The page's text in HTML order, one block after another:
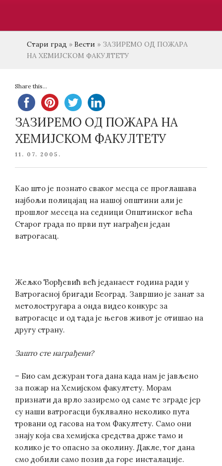
Стари град » Вести » ЗАЗИРЕМО ОД ПОЖАРА
НА ХЕМИЈСКОМ ФАКУЛТЕТУ
Share this...
ЗАЗИРЕМО ОД ПОЖАРА НА
ХЕМИЈСКОМ ФАКУЛТЕТУ
POSTED
11. 07. 2005.
Као што је познато сваког месца се проглашава
најбољи полицајац на нашој општини али је
прошлог месеца на седници Општинског већа
Старог града по први пут награђен један
ватрогасац.
Жељко Ђорђевић већ једанаест година ради у
Ватрогасној бригади Београд. Завршио је занат за
метолостругара а онда видео конкурс за
ватрогасце и од тада је његов живот је отишао на
другу страну.
Зашто сте награђени?
– Био сам дежуран тога дана када нам је јављено
за пожар на Хемијском факултету. Морам
признати да врло зазиремо од саме те зграде јер
су наши ватрогасци буклвално неколико пута
тровани од гасова на том Факултету. Само они
знају која сва хемијска средства држе тамо и
колико је то опасно за околину. Дакле, тог дана
смо добили само позив да горе инсталације.